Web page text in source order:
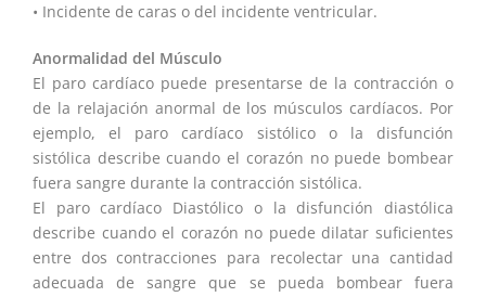
• Incidente de caras o del incidente ventricular.
Anormalidad del Músculo
El paro cardíaco puede presentarse de la contracción o
de la relajación anormal de los músculos cardíacos. Por
ejemplo, el paro cardíaco sistólico o la disfunción
sistólica describe cuando el corazón no puede bombear
fuera sangre durante la contracción sistólica.
El paro cardíaco Diastólico o la disfunción diastólica
describe cuando el corazón no puede dilatar suficientes
entre dos contracciones para recolectar una cantidad
adecuada de sangre que se pueda bombear fuera